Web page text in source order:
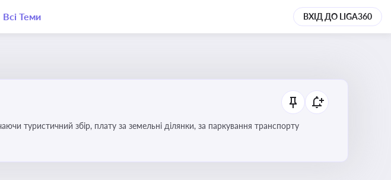
Всі Теми ВХІД ДО LIGA360
Тема охоплює систему місцевого оподаткування в Україні, включаючи туристичний збір, плату за земельні ділянки, за паркування транспорту